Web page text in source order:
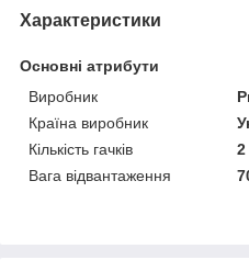
Характеристики
Основні атрибути
Виробник
Країна виробник
Кількість гачків
2
Вага відвантаження